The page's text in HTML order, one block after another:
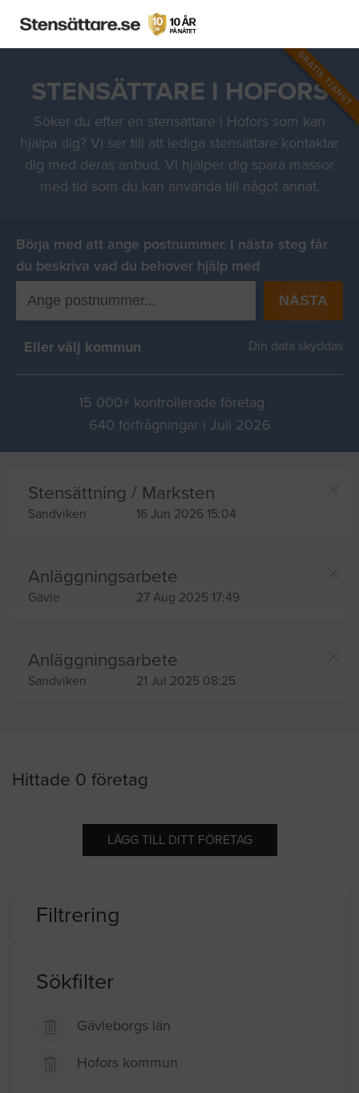
GRATIS TJÄNST
STENSÄTTARE I HOFORS
Söker du efter en stensättare i Hofors som kan
hjälpa dig? Vi ser till att lediga stensättare kontaktar
dig med deras anbud. Vi hjälper dig spara massor
med tid som du kan använda till något annat.
Börja med att ange postnummer. I nästa steg får
du beskriva vad du behover hjälp med
NÄSTA
Eller välj kommun Din data skyddas
15 000+ kontrollerade företag
640 förfrågningar i Juli 2026
Stensättning / Marksten
Sandviken 16 Jun 2026 15:04
Anläggningsarbete
Gävle 27 Aug 2025 17:49
Anläggningsarbete
Sandviken 21 Jul 2025 08:25
Hittade 0 företag
LÄGG TILL DITT FÖRETAG
Filtrering
Sökfilter
Gävleborgs län
Hofors kommun